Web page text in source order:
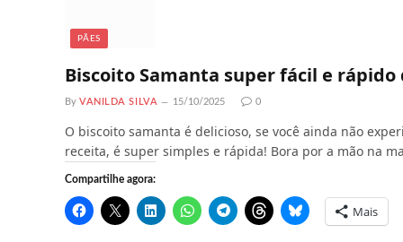
PÃES
Biscoito Samanta super fácil e
By VANILDA SILVA 15/10/2025 0
O biscoito samanta é delicioso, se você ainda não
receita, é super simples e rápida! Bora por a mão na
Compartilhe agora:
Mais